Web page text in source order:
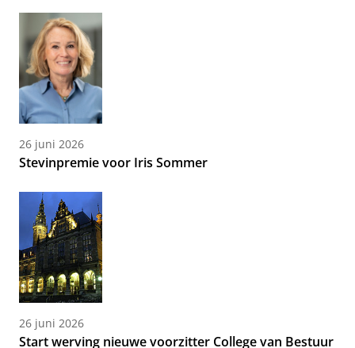
26 juni 2026
Stevinpremie voor Iris Sommer
26 juni 2026
Start werving nieuwe voorzitter College van Bestuur